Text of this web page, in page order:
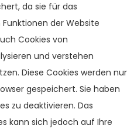
da sie für das
der Website
Cookies von
und verstehen
Diese Cookies werden nur
gespeichert. Sie haben
zu deaktivieren. Das
kann sich jedoch auf Ihre